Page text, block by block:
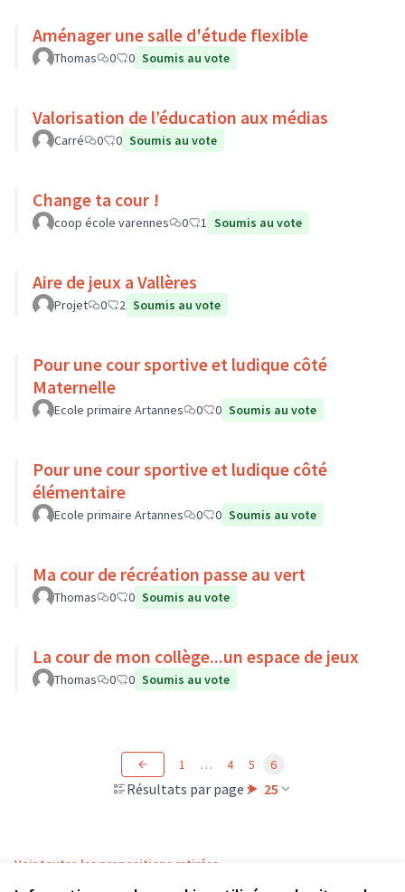
Aménager une salle d'étude flexible
Thomas 0 0 Soumis au vote
Valorisation de l’éducation aux médias
Carré 0 0 Soumis au vote
Change ta cour !
coop école varennes 0 1 Soumis au vote
Aire de jeux a Vallères
Projet 0 2 Soumis au vote
Pour une cour sportive et ludique côté
Maternelle
Ecole primaire Artannes 0 0 Soumis au vote
Pour une cour sportive et ludique côté
élémentaire
Ecole primaire Artannes 0 0 Soumis au vote
Ma cour de récréation passe au vert
Thomas 0 0 Soumis au vote
La cour de mon collège...un espace de jeux
Thomas 0 0 Soumis au vote
Résultats par page : 25
1 … 4 5 6
Voir toutes les propositions retirées